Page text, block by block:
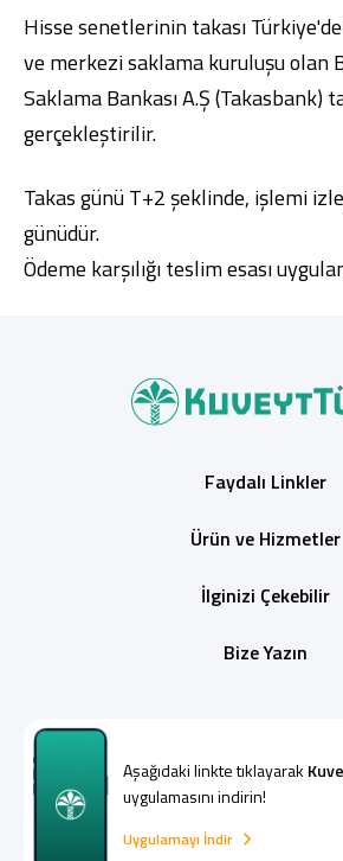
Hisse senetlerinin takası
ve merkezi saklama kuruluşu olan
Saklama Bankası A.Ş (Takasbank)
gerçekleştirilir.
Takas günü T+2 şeklinde, işlemi
günüdür.
Ödeme karşılığı teslim esası
Faydalı Linkler
Ürün ve Hizmetler
İlginizi Çekebilir
Bize Yazın
Aşağıdaki linkte tıklayarak
uygulamasını indirin!
Uygulamayı İndir